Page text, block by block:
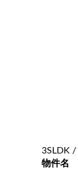
3SLDK
物件名